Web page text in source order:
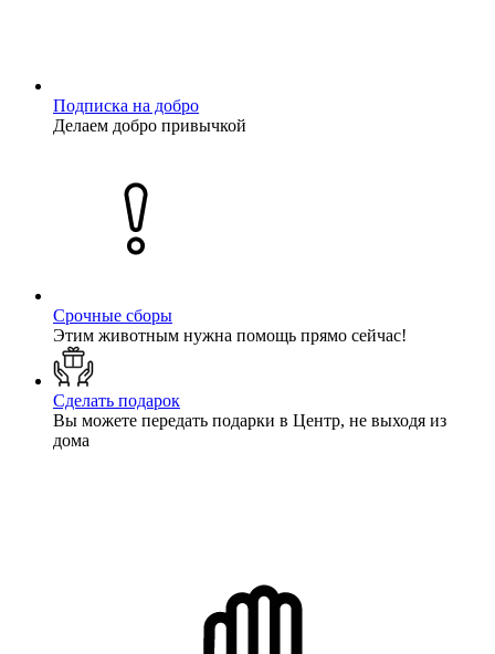
Подписка на добро
Делаем добро привычкой
Срочные сборы
Этим животным нужна помощь прямо сейчас!
Сделать подарок
Вы можете передать подарки в Центр, не выходя из
дома